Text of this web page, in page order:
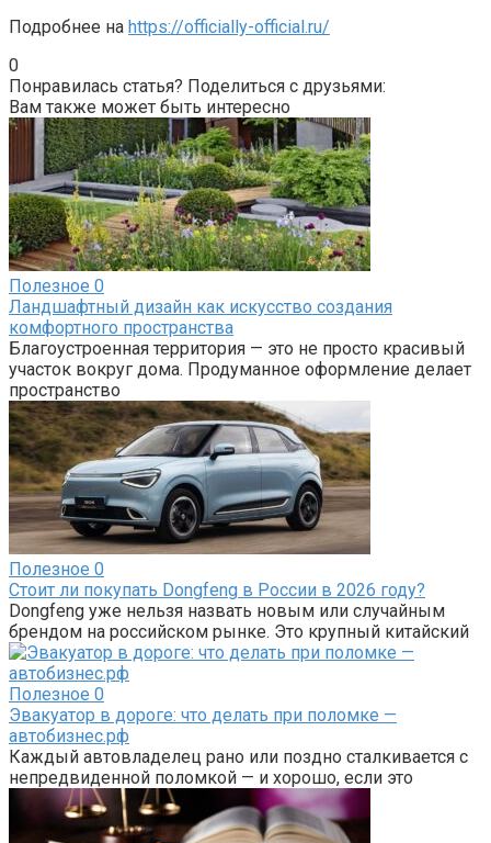
Подробнее на https://officially-official.ru/
0
Понравилась статья? Поделиться с друзьями:
Вам также может быть интересно
Полезное 0
Ландшафтный дизайн как искусство создания
комфортного пространства
Благоустроенная территория — это не просто красивый
участок вокруг дома. Продуманное оформление делает
пространство
Полезное 0
Стоит ли покупать Dongfeng в России в 2026 году?
Dongfeng уже нельзя назвать новым или случайным
брендом на российском рынке. Это крупный китайский
Полезное 0
Эвакуатор в дороге: что делать при поломке —
автобизнес.рф
Каждый автовладелец рано или поздно сталкивается с
непредвиденной поломкой — и хорошо, если это